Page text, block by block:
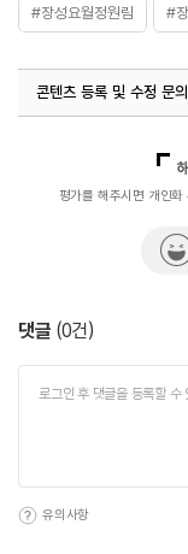
#장성요월정원림 #
콘텐츠 등록 및 수정 문의
평가를 해주시면 개인화
댓글 (0건)
유의사항